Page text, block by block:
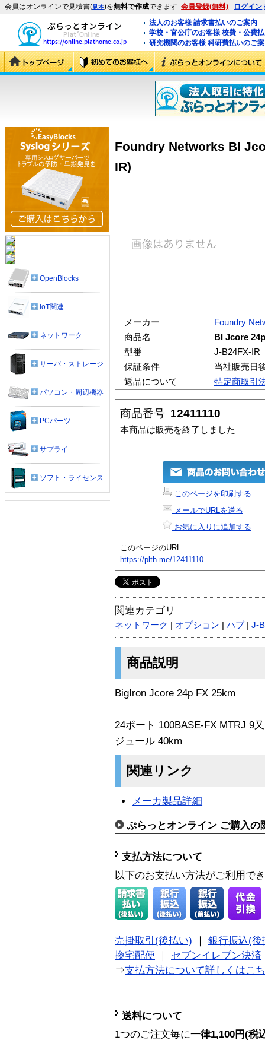
会員はオンラインで見積書(見本)を無料で作成できます 会員登録(無料) ログイン
法人のお客様 請求書払いのご案内
学校・官公庁のお客様 校費・公費
研究機関のお客様 科研費払いのご
Foundry Networks BI
IR)
メーカー
Foundry
商品名
BI Jcore
型番
J-B24FX-IR
保証条件
当社販売日
返品について
特定商取引
商品番号 12411110
本商品は販売を終了しました
このページを印刷する
メールでURLを送る
お気に入りに追加する
このページのURL
https://plth.me/12411110
関連カテゴリ
ネットワーク オプション ハブ J-
商品説明
BigIron Jcore 24p FX 25km
24ポート 100BASE-FX MTRJ 9
ジュール 40km
関連リンク
メーカ製品詳細
ぷらっとオンライン ご購入の
支払方法について
以下のお支払い方法がご利用で
売掛取引(後払い)
銀行振込(後
換宅配便
セブンイレブン決済
⇒支払方法について詳しくはこ
送料について
1つのご注文毎に一律1,100円(税
OpenBlocks
IoT関連
ネットワーク
サーバ・ストレージ
パソコン・周辺機器
PCパーツ
サプライ
ソフト・ライセンス